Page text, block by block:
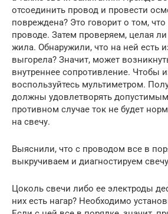
отсоединить провод и провести
повреждена? Это говорит о том,
проводе. Затем проверяем, целая
жила. Обнаружили, что на ней есть
выгорела? Значит, может
внутреннее сопротивление. Чтобы
воспользуйтесь мультиметром.
должны удовлетворять
противном случае ток не будет
на свечу.
Выяснили, что с проводом все в
выкручиваем и диагностируем
Цоколь свечи либо ее электроды
них есть нагар? Необходимо